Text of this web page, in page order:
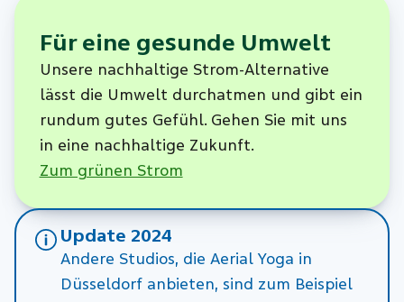
Für eine gesunde Umwelt
Unsere nachhaltige Strom-Alternative
lässt die Umwelt durchatmen und gibt ein
rundum gutes Gefühl. Gehen Sie mit uns
in eine nachhaltige Zukunft.
Zum grünen Strom
Update 2024
Andere Studios, die Aerial Yoga in
Düsseldorf anbieten, sind zum Beispiel